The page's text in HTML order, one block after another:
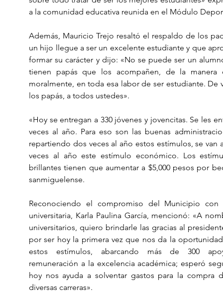
a la comunidad educativa reunida en el Módulo
Además, Mauricio Trejo resaltó el respaldo de los
un hijo llegue a ser un excelente estudiante y que
formar su carácter y dijo: «No se puede ser un
tienen papás que los acompañen, de la
moralmente, en toda esa labor de ser estudiante. De
los papás, a todos ustedes».
«Hoy se entregan a 330 jóvenes y jovencitas. Se les
veces al año. Para eso son las buenas
repartiendo dos veces al año estos estímulos, se van
veces al año este estímulo económico. Los
brillantes tienen que aumentar a $5,000 pesos por
sanmiguelense.
Reconociendo el compromiso del Municipio con
universitaria, Karla Paulina García, mencionó: «A
universitarios, quiero brindarle las gracias al
por ser hoy la primera vez que nos da la
estos estímulos, abarcando más de 300
remuneración a la excelencia académica; esperó
hoy nos ayuda a solventar gastos para la compra
diversas carreras».